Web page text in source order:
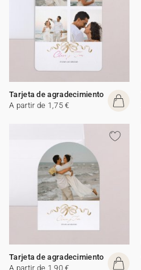
Tarjeta de agradecimiento
A partir de 1,75 €
Tarjeta de agradecimiento
A partir de 1,90 €